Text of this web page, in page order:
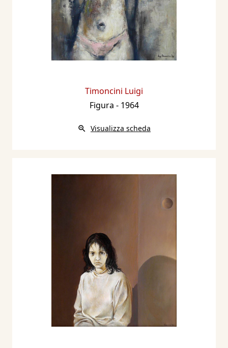
2014 - Donna fonte ispiratrice d’arte, a cura di
Arianna Sartori, testo di Maria Gabriella
Savoia, catalogo mostra, Castel d'Ario, Casa
2014 - Catalogo Sartori d’Arte Moderna e
Contemporanea 2015, a cura di Arianna
Sartori, Mantova, Archivio Sartori Editore, p.
2016 - 50anni d’Arte in Lombardia. Primo
percorso. A cura di Arianna Sartori,
catalogo mostra, Casa Museo Sartori, Castel
d’Ario (MN), Archivio Sartori Editore, pp.nn..
2017 - Catalogo Sartori d’Arte Moderna e
Contemporanea 2018, a cura di Arianna
Sartori, Mantova, Archivio Sartori Editore, p.
2017 - l’Arlecchino Tristano Martinelli la
Timoncini Luigi
Figura - 1964
Visualizza scheda